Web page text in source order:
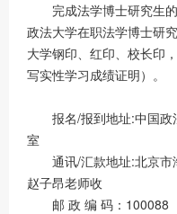
完成法学博士研究生的
政法大学在职法学博士研
大学钢印、红印、校长印
写实性学习成绩证明）。
报名/报到地址:中国政
室
通讯/汇款地址:北京市
赵子昂老师收
邮 政 编 码：100088